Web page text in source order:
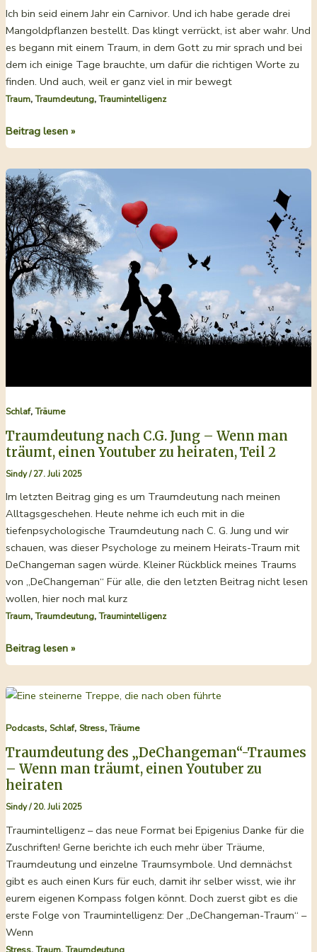
Ich bin seid einem Jahr ein Carnivor. Und ich habe gerade drei
Mangoldpflanzen bestellt. Das klingt verrückt, ist aber wahr. Und
es begann mit einem Traum, in dem Gott zu mir sprach und bei
dem ich einige Tage brauchte, um dafür die richtigen Worte zu
finden. Und auch, weil er ganz viel in mir bewegt
Traum,Traumdeutung,Traumintelligenz
Zwischen
Gott
Mangold
oder
wenn
Träume
heilig
sind
Beitrag lesen »
Schlaf,Träume
Traumdeutung nach C.G. Jung – Wenn man
träumt, einen Youtuber zu heiraten, Teil 2
Sindy/27. Juli 2025
Im letzten Beitrag ging es um Traumdeutung nach meinen
Alltagsgeschehen. Heute nehme ich euch mit in die
tiefenpsychologische Traumdeutung nach C. G. Jung und wir
schauen, was dieser Psychologe zu meinem Heirats-Traum mit
DeChangeman sagen würde. Kleiner Rückblick meines Traums
von „DeChangeman“ Für alle, die den letzten Beitrag nicht lesen
wollen, hier noch mal kurz
Traum,Traumdeutung,Traumintelligenz
Traumdeutung
nach
Jung
Wenn
man
träumt,
einen
Youtuber
heiraten,
Teil
2
Beitrag lesen »
Podcasts, Schlaf, Stress,Träume
Traumdeutung des „DeChangeman“-Traumes
– Wenn man träumt, einen Youtuber zu
heiraten
Sindy/20. Juli 2025
Traumintelligenz – das neue Format bei Epigenius Danke für die
Zuschriften! Gerne berichte ich euch mehr über Träume,
Traumdeutung und einzelne Traumsymbole. Und demnächst
gibt es auch einen Kurs für euch, damit ihr selber wisst, wie ihr
eurem eigenen Kompass folgen könnt. Doch zuerst gibt es die
erste Folge von Traumintelligenz: Der „DeChangeman-Traum“ –
Wenn
, ,